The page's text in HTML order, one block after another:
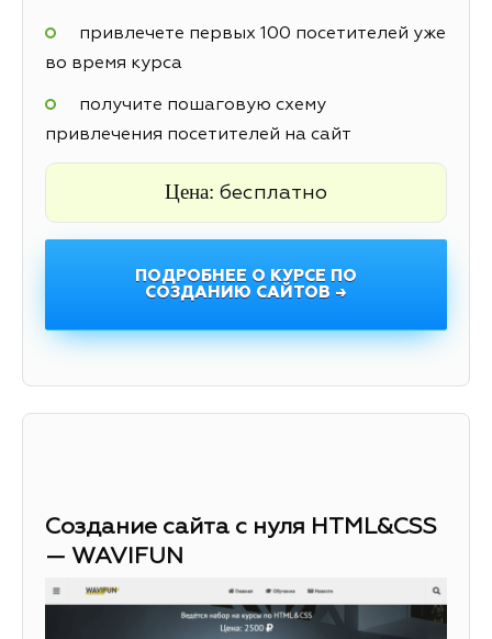
привлечете первых 100 посетителей уже
во время курса
получите пошаговую схему
привлечения посетителей на сайт
Цена: бесплатно
ПОДРОБНЕЕ О КУРСЕ ПО
СОЗДАНИЮ САЙТОВ →
Создание сайта с нуля HTML&CSS
— WAVIFUN